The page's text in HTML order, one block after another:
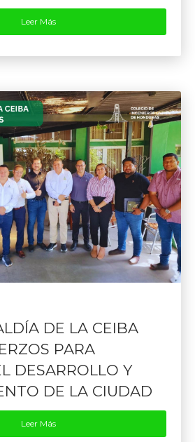
Leer Más
DE LA CEIBA
PARA
DESARROLLO Y
DE LA CIUDAD
Leer Más